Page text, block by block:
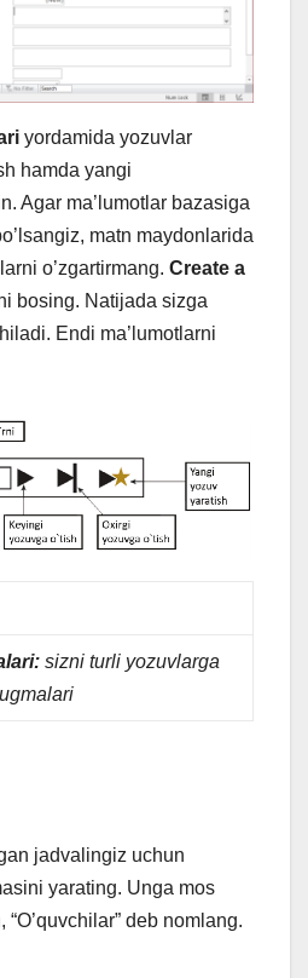
yordamida yozuvlar
hamda yangi
Agar ma’lumotlar bazasiga
matn maydonlarida
o’zgartirmang. Create a
bosing. Natijada sizga
Endi ma’lumotlarni
sizni turli yozuvlarga
jadvalingiz uchun
yarating. Unga mos
deb nomlang.